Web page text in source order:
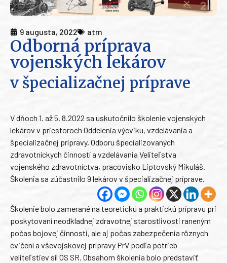
9 augusta, 2022 atm
Odborná príprava
vojenských lekárov
v špecializačnej príprave
V dňoch 1. až 5. 8.2022 sa uskutočnilo školenie vojenských
lekárov v priestoroch Oddelenia výcviku, vzdelávania a
špecializačnej prípravy, Odboru špecializovaných
zdravotníckych činností a vzdelávania Veliteľstva
vojenského zdravotníctva, pracovisko Liptovský Mikuláš.
Školenia sa zúčastnilo 9 lekárov v špecializačnej príprave.
Školenie bolo zamerané na teoretickú a praktickú prípravu pri
poskytovaní neodkladnej zdravotnej starostlivosti raneným
počas bojovej činnosti, ale aj počas zabezpečenia rôznych
cvičení a vševojskovej prípravy PrV podľa potrieb
veliteľstiev síl OS SR. Obsahom školenia bolo predstaviť